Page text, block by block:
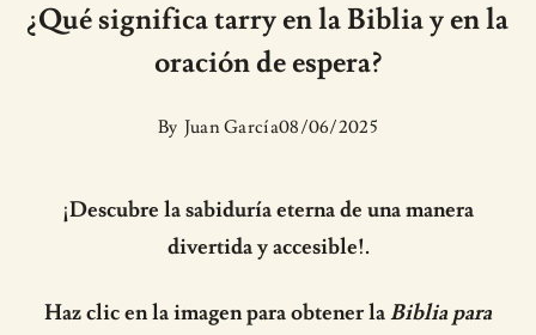
¿Qué significa tarry en la Biblia y en la
oración de espera?
By Juan García08/06/2025
¡Descubre la sabiduría eterna de una manera
divertida y accesible!.
Haz clic en la imagen para obtener laBiblia para